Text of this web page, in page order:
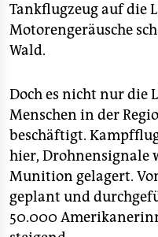
Tankflugzeug auf die
Motorengeräusche
Wald.
Doch es nicht nur die
Menschen in der
beschäftigt.
hier, Drohnensignale
Munition gelagert.
geplant und
50.000